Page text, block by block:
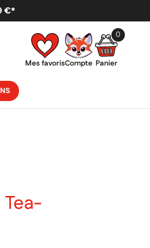
€*
Mes favorisCompte
0
Panier